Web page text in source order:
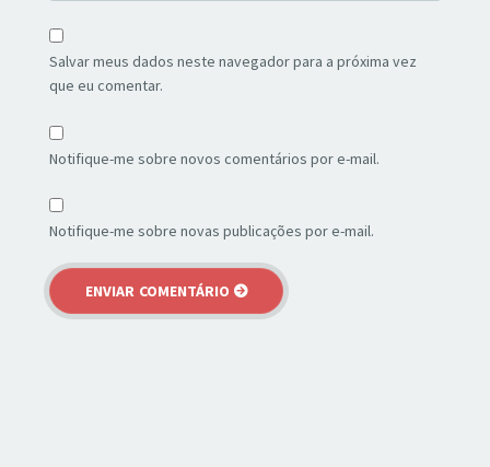
Salvar meus dados neste navegador para a próxima vez
que eu comentar.
Notifique-me sobre novos comentários por e-mail.
Notifique-me sobre novas publicações por e-mail.